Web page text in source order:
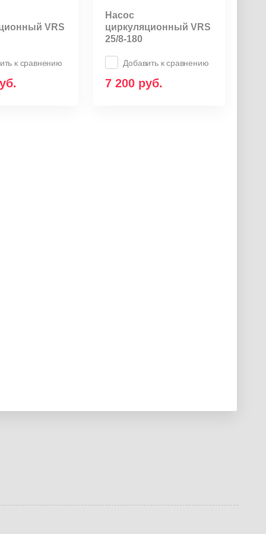
VRS
к сравнению
Насос
циркуляционный VRS
25/8-180
Добавить к сравнению
7 200 руб.